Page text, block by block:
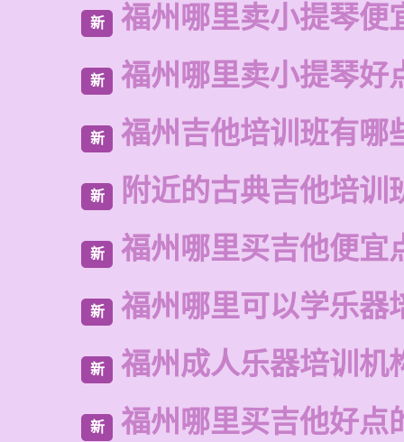
新 福州哪里卖小提琴便
新 福州哪里卖小提琴好
新 福州吉他培训班有哪
新 附近的古典吉他培训
新 福州哪里买吉他便宜
新 福州哪里可以学乐器
新 福州成人乐器培训机
新 福州哪里买吉他好点